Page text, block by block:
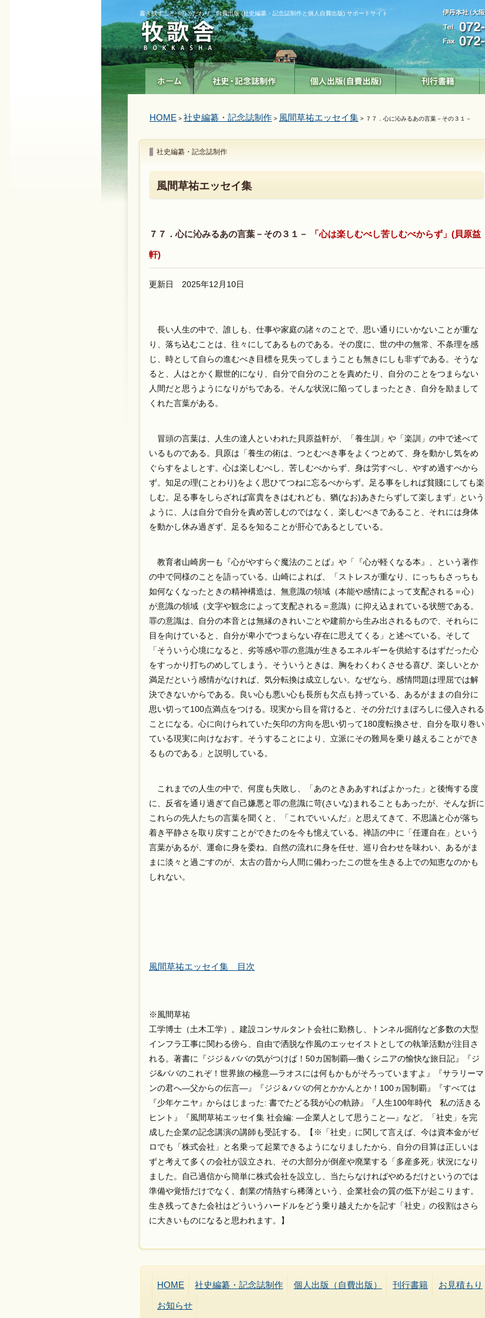
書き残すことへのこだわり 自費出版 (社史編纂・記念誌制作と個人自費出版) サポートサイト
HOME > 社史編纂・記念誌制作 > 風間草祐エッセイ集 > ７７．心に沁みるあの言葉－その３１－
社史編纂・記念誌制作
風間草祐エッセイ集
７７．心に沁みるあの言葉－その３１－ 「心は楽しむべし苦しむべからず」(貝原益
軒)
更新日 2025年12月10日
長い人生の中で、誰しも、仕事や家庭の諸々のことで、思い通りにいかないことが重な
り、落ち込むことは、往々にしてあるものである。その度に、世の中の無常、不条理を感
じ、時として自らの進むべき目標を見失ってしまうことも無きにしも非ずである。そうな
ると、人はとかく厭世的になり、自分で自分のことを責めたり、自分のことをつまらない
人間だと思うようになりがちである。そんな状況に陥ってしまったとき、自分を励まして
くれた言葉がある。
冒頭の言葉は、人生の達人といわれた貝原益軒が、「養生訓」や「楽訓」の中で述べて
いるものである。貝原は「養生の術は、つとむべき事をよくつとめて、身を動かし気をめ
ぐらすをよしとす。心は楽しむべし、苦しむべからず、身は労すべし、やすめ過すべから
ず。知足の理(ことわり)をよく思ひてつねに忘るべからず。足る事をしれば貧賤にしても楽
しむ。足る事をしらざれば富貴をきはむれども、猶(なお)あきたらずして楽しまず」という
ように、人は自分で自分を責め苦しむのではなく、楽しむべきであること、それには身体
を動かし休み過ぎず、足るを知ることが肝心であるとしている。
教育者山崎房一も『心がやすらぐ魔法のことば』や「『心が軽くなる本』、という著作
の中で同様のことを語っている。山崎によれば、「ストレスが重なり、にっちもさっちも
如何なくなったときの精神構造は、無意識の領域（本能や感情によって支配される＝心）
が意識の領域（文字や観念によって支配される＝意識）に抑え込まれている状態である。
罪の意識は、自分の本音とは無縁のきれいごとや建前から生み出されるもので、それらに
目を向けていると、自分が卑小でつまらない存在に思えてくる」と述べている。そして
「そういう心境になると、劣等感や罪の意識が生きるエネルギーを供給するはずだった心
をすっかり打ちのめしてしまう。そういうときは、胸をわくわくさせる喜び、楽しいとか
満足だという感情がなければ、気分転換は成立しない。なぜなら、感情問題は理屈では解
決できないからである。良い心も悪い心も長所も欠点も持っている、あるがままの自分に
思い切って100点満点をつける。現実から目を背けると、その分だけまぼろしに侵入される
ことになる。心に向けられていた矢印の方向を思い切って180度転換させ、自分を取り巻い
ている現実に向けなおす。そうすることにより、立派にその難局を乗り越えることができ
るものである」と説明している。
これまでの人生の中で、何度も失敗し、「あのときああすればよかった」と後悔する度
に、反省を通り過ぎて自己嫌悪と罪の意識に苛(さいな)まれることもあったが、そんな折に
これらの先人たちの言葉を聞くと、「これでいいんだ」と思えてきて、不思議と心が落ち
着き平静さを取り戻すことができたのを今も憶えている。禅語の中に「任運自在」という
言葉があるが、運命に身を委ね、自然の流れに身を任せ、巡り合わせを味わい、あるがま
まに淡々と過ごすのが、太古の昔から人間に備わったこの世を生きる上での知恵なのかも
しれない。
風間草祐エッセイ集 目次
※風間草祐
工学博士（土木工学）。建設コンサルタント会社に勤務し、トンネル掘削など多数の大型
インフラ工事に関わる傍ら、自由で洒脱な作風のエッセイストとしての執筆活動が注目さ
れる。著書に『ジジ＆ババの気がつけば！50カ国制覇—働くシニアの愉快な旅日記』『ジ
ジ&ババのこれぞ！世界旅の極意—ラオスには何もかもがそろっていますよ』『サラリーマ
ンの君へ—父からの伝言—』『ジジ＆ババの何とかかんとか！100ヵ国制覇』『すべては
『少年ケニヤ』からはじまった: 書でたどる我が心の軌跡』『人生100年時代 私の活きる
ヒント』『風間草祐エッセイ集 社会編: —企業人として思うこと—』など。「社史」を完
成した企業の記念講演の講師も受託する。【※「社史」に関して言えば、今は資本金がゼ
ロでも「株式会社」と名乗って起業できるようになりましたから、自分の目算は正しいは
ずと考えて多くの会社が設立され、その大部分が倒産や廃業する「多産多死」状況になり
ました。自己過信から簡単に株式会社を設立し、当たらなければやめるだけというのでは
準備や覚悟だけでなく、創業の情熱すら稀薄という、企業社会の質の低下が起こります。
生き残ってきた会社はどういうハードルをどう乗り越えたかを記す「社史」の役割はさら
に大きいものになると思われます。】
HOME 社史編纂・記念誌制作 個人出版（自費出版） 刊行書籍 お見積もり
お知らせ